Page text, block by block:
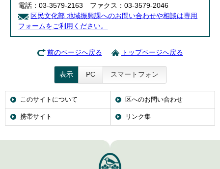
電話：03-3579-2163 ファクス：03-3579-2046
区民文化部 地域振興課へのお問い合わせや相談は専用
フォームをご利用ください。
前のページへ戻る トップページへ戻る
表示 PC スマートフォン
このサイトについて 区へのお問い合わせ
携帯サイト リンク集